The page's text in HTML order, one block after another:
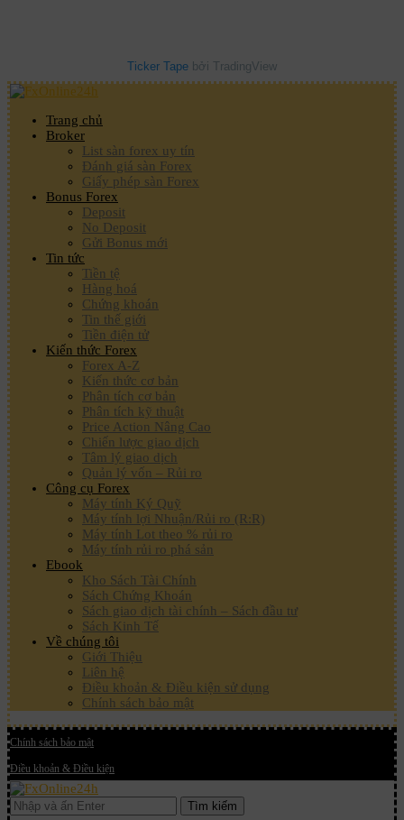
Ticker Tape bởi TradingView
Trang chủ
Broker
List sàn forex uy tín
Đánh giá sàn Forex
Giấy phép sàn Forex
Bonus Forex
Deposit
No Deposit
Gửi Bonus mới
Tin tức
Tiền tệ
Hàng hoá
Chứng khoán
Tin thế giới
Tiền điện tử
Kiến thức Forex
Forex A-Z
Kiến thức cơ bản
Phân tích cơ bản
Phân tích kỹ thuật
Price Action Nâng Cao
Chiến lược giao dịch
Tâm lý giao dịch
Quản lý vốn – Rủi ro
Công cụ Forex
Máy tính Ký Quỹ
Máy tính lợi Nhuận/Rủi ro (R:R)
Máy tính Lot theo % rủi ro
Máy tính rủi ro phá sản
Ebook
Kho Sách Tài Chính
Sách Chứng Khoán
Sách giao dịch tài chính – Sách đầu tư
Sách Kinh Tế
Về chúng tôi
Giới Thiệu
Liên hệ
Điều khoản & Điều kiện sử dụng
Chính sách bảo mật
Chính sách bảo mật
Điều khoản & Điều kiện
Tìm kiếm